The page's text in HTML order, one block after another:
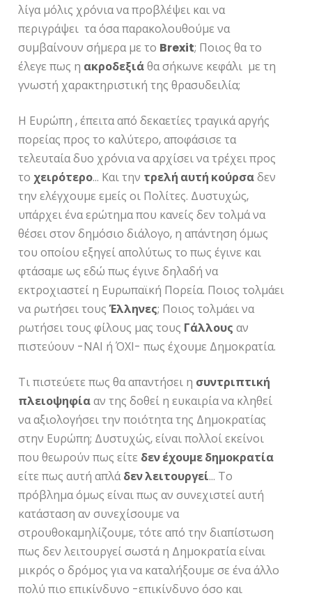
λίγα μόλις χρόνια να προβλέψει και να
περιγράψει τα όσα παρακολουθούμε να
συμβαίνουν σήμερα με το Brexit; Ποιος θα το
έλεγε πως η ακροδεξιάθα σήκωνε κεφάλι με τη
γνωστή χαρακτηριστική της θρασυδειλία;
Η Ευρώπη , έπειτα από δεκαετίες τραγικά αργής
πορείας προς το καλύτερο, αποφάσισε τα
τελευταία δυο χρόνια να αρχίσει να τρέχει προς
το χειρότερο… Και την τρελή αυτή κούρσαδεν
την ελέγχουμε εμείς οι Πολίτες. Δυστυχώς,
υπάρχει ένα ερώτημα που κανείς δεν τολμά να
θέσει στον δημόσιο διάλογο, η απάντηση όμως
του οποίου εξηγεί απολύτως το πως έγινε και
φτάσαμε ως εδώ πως έγινε δηλαδή να
εκτροχιαστεί η Ευρωπαϊκή Πορεία. Ποιος τολμάει
να ρωτήσει τουςΈλληνες; Ποιος τολμάει να
ρωτήσει τους φίλους μας τους Γάλλους αν
πιστεύουν -ΝΑΙ ή ΌΧΙ- πως έχουμε Δημοκρατία.
Τι πιστεύετε πως θα απαντήσει η συντριπτική
πλειοψηφίααν της δοθεί η ευκαιρία να κληθεί
να αξιολογήσει την ποιότητα της Δημοκρατίας
στην Ευρώπη; Δυστυχώς, είναι πολλοί εκείνοι
που θεωρούν πως είτε δεν έχουμε δημοκρατία
είτε πως αυτή απλάδεν λειτουργεί… Το
πρόβλημα όμως είναι πως αν συνεχιστεί αυτή
κατάσταση αν συνεχίσουμε να
στρουθοκαμηλίζουμε, τότε από την διαπίστωση
πως δεν λειτουργεί σωστά η Δημοκρατία είναι
μικρός ο δρόμος για να καταλήξουμε σε ένα άλλο
πολύ πιο επικίνδυνο -επικίνδυνο όσο και